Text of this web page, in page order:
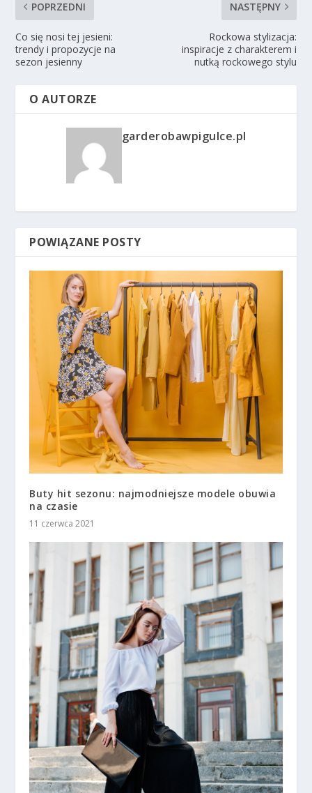
POPRZEDNI
Co się nosi tej jesieni:
trendy i propozycje na
sezon jesienny
NASTĘPNY
Rockowa stylizacja:
inspiracje z charakterem i
nutką rockowego stylu
O AUTORZE
garderobawpigulce.pl
POWIĄZANE POSTY
Buty hit sezonu: najmodniejsze modele obuwia
na czasie
11 czerwca 2021